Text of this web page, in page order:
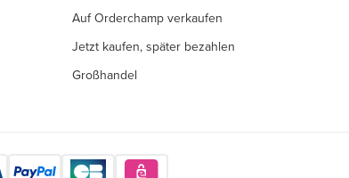
Auf Orderchamp verkaufen
Jetzt kaufen, später bezahlen
Großhandel